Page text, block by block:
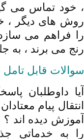
، خود تماس می
روش های دیگر ،
را فراهم می سازد
رنج می برند ، به
سوالات قابل تامل
آیا داوطلبان
انتقال پیام
آموزش دیده اند
را به خدماتی